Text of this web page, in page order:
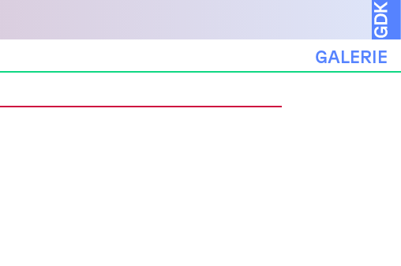
GALERIE